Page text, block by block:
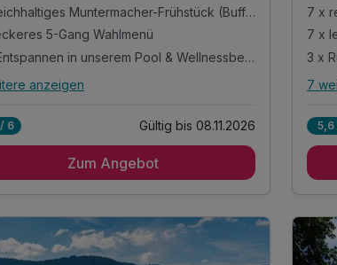
5 x reichhaltiges Muntermacher-Frühstück (Buffet)
5-Gang Wahlmenü
inkl. Entspannen in unserem Pool & Wellnessbereich
Muntermacher-Frühstück
Entspannen in unserem Pool &
anzeigen
6 Gültig bis 08.11.2026
Zum Angebot
7 x
3 x
Alle
7 x
3 x
1 x
7
5,6